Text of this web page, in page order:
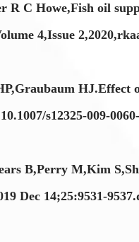
R C Howe,Fish oil
4,Issue
s12325-009-
B,Perry M,Kim
Dec 14;25:9531-